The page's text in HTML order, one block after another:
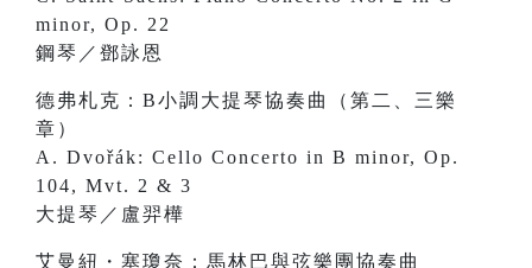
minor, Op. 22
鋼琴／鄧詠恩
德弗札克：B小調大提琴協奏曲（第二、三樂
章）
A. Dvořák: Cello Concerto in B minor, Op.
104, Mvt. 2 & 3
大提琴／盧羿樺
艾曼紐・塞瓊奈：馬林巴與弦樂團協奏曲